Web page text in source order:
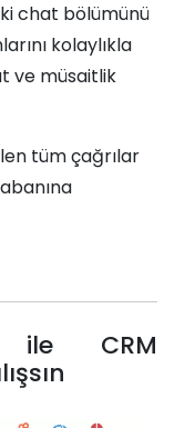
chat bölümünü
kolaylıkla
ve müsaitlik
tüm çağrılar
ile CRM